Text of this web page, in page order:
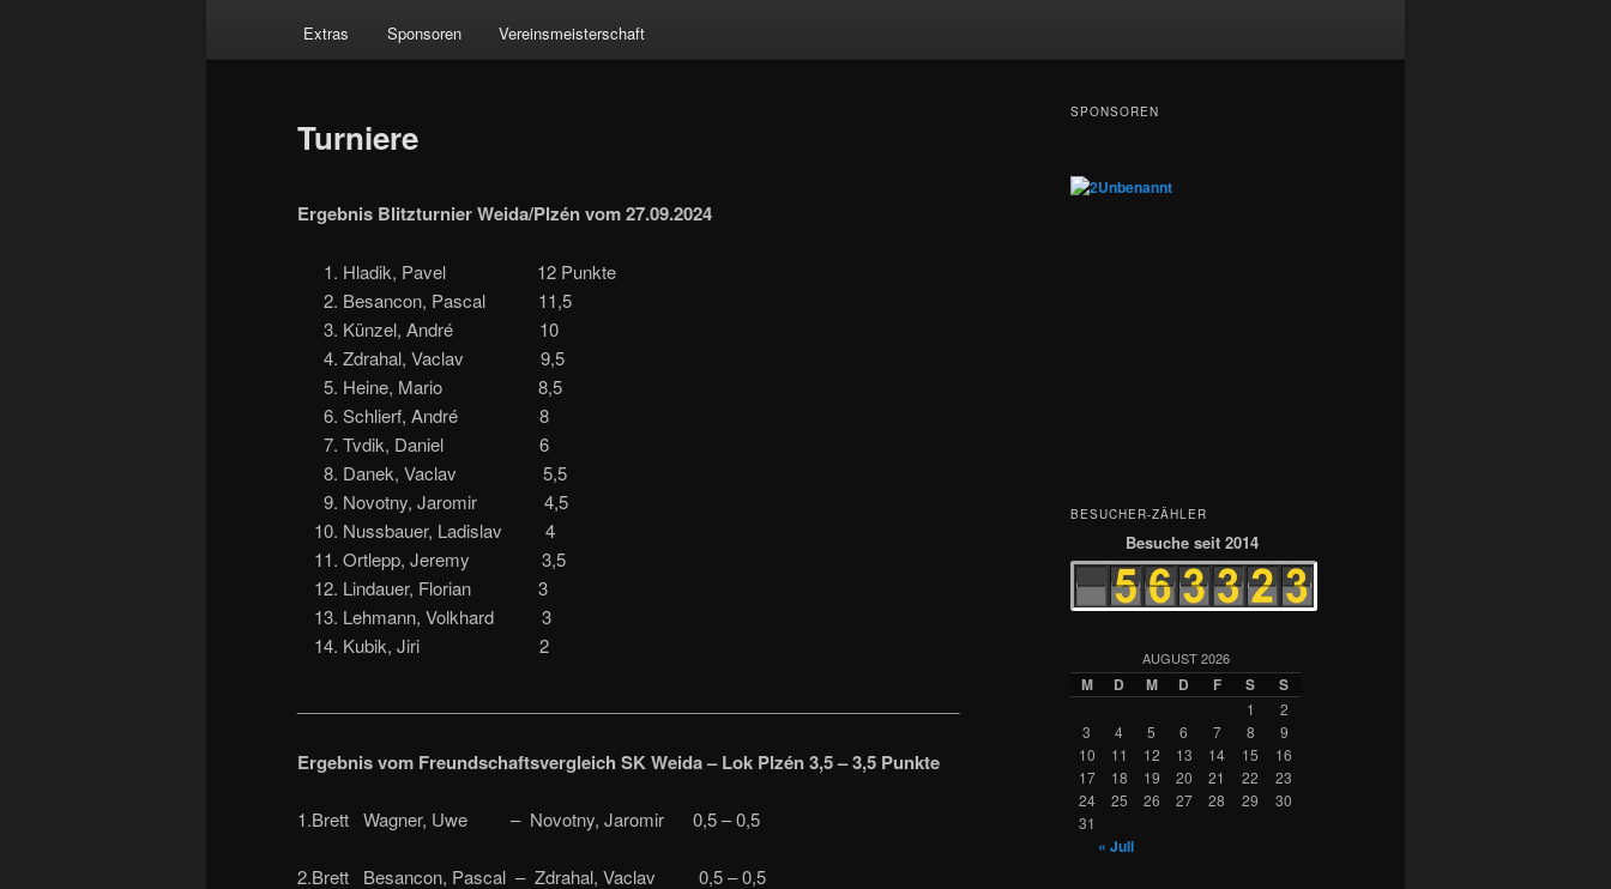
Extras Sponsoren Vereinsmeisterschaft
Turniere
Ergebnis Blitzturnier Weida/Plzén vom 27.09.2024
Hladik, Pavel 12 Punkte
Besancon, Pascal 11,5
Künzel, André 10
Zdrahal, Vaclav 9,5
Heine, Mario 8,5
Schlierf, André 8
Tvdik, Daniel 6
Danek, Vaclav 5,5
Novotny, Jaromir 4,5
Nussbauer, Ladislav 4
Ortlepp, Jeremy 3,5
Lindauer, Florian 3
Lehmann, Volkhard 3
Kubik, Jiri 2
Ergebnis vom Freundschaftsvergleich SK Weida – Lok Plzén 3,5 – 3,5 Punkte
1.Brett Wagner, Uwe – Novotny, Jaromir 0,5 – 0,5
2.Brett Besancon, Pascal – Zdrahal, Vaclav 0,5 – 0,5
SPONSOREN
BESUCHER-ZÄHLER
Besuche seit 2014
AUGUST 2026
M D M D F S S
1
2
3
4 5 6 7 8
9
10
11 12 13 14 15
16
17
18 19 20 21 22
23
24
25 26 27 28 29
30
31
« Juli